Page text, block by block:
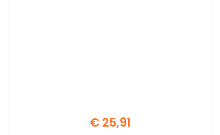
€25,91